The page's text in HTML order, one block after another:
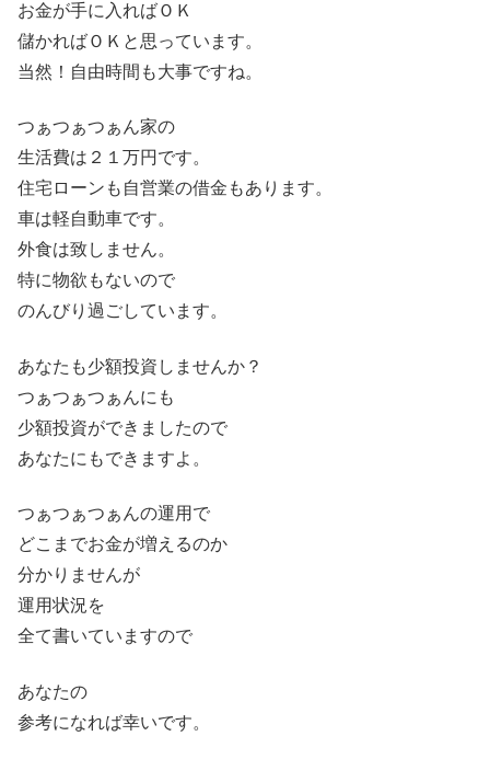
お金が手に入ればＯＫ
儲かればＯＫと思っています。
当然！自由時間も大事ですね。
つぁつぁつぁん家の
生活費は２１万円です。
住宅ローンも自営業の借金もあります。
車は軽自動車です。
外食は致しません。
特に物欲もないので
のんびり過ごしています。
あなたも少額投資しませんか？
つぁつぁつぁんにも
少額投資ができましたので
あなたにもできますよ。
つぁつぁつぁんの運用で
どこまでお金が増えるのか
分かりませんが
運用状況を
全て書いていますので
あなたの
参考になれば幸いです。